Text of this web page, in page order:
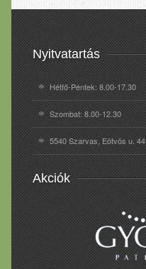
Nyitvatartás
Hétfő-Péntek: 8.00-17.30
Szombat: 8.00-12.30
5540 Szarvas, Eötvös u. 44.
Akciók